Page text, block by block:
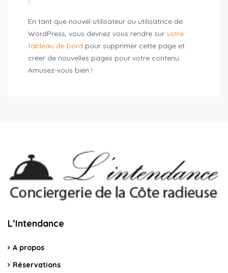
En tant que nouvel utilisateur ou utilisatrice de
WordPress, vous devriez vous rendre sur votre
tableau de bord pour supprimer cette page et
créer de nouvelles pages pour votre contenu.
Amusez-vous bien !
L’Intendance
A propos
Réservations